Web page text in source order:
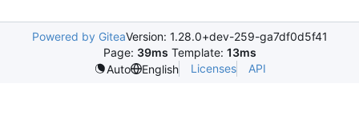
Powered by GiteaVersion: 1.28.0+dev-259-ga7df0d5f41
Page: 39ms Template: 13ms
Auto
English Licenses API